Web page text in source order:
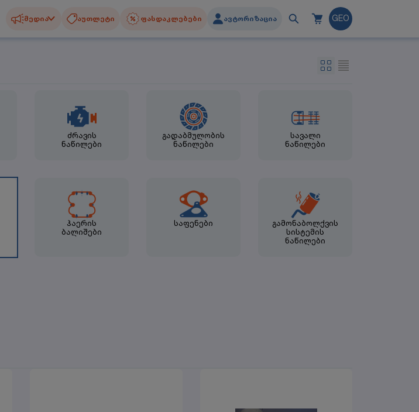
მედია აუთლეტი ფასდაკლებები ავტორიზაცია GEO
ძრავის
ნაწილები
გადაბმულობის
ნაწილები
სავალი
ნაწილები
ჰაერის
ბალიშები
საფენები
გამონაბოლქვის
სისტემის
ნაწილები